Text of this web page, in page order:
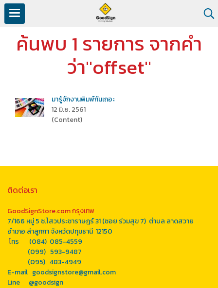
ค้นพบ 1 รายการ จากคำ
ว่า"offset"
มารู้จักงานพิมพ์กันเถอะ
12 มิ.ย. 2561
(Content)
ติดต่อเรา
GoodSignStore.com กรุงเทพ
7/166 หมู่ 5 ซ.ไสวประชาราษฎร์ 31 (ซอย ร่วมสุข 7) ตำบล ลาดสวาย
อำเภอ ลำลูกกา จังหวัดปทุมธานี 12150
โทร (084) 085-4559
(099) 593-9487
(095) 483-4949
E-mail goodsignstore@gmail.com
Line @goodsign